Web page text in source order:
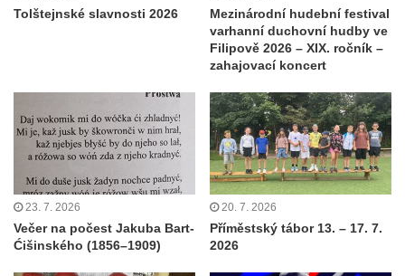
Tolštejnské slavnosti 2026
Mezinárodní hudební festival
varhanní duchovní hudby ve
Filipově 2026 – XIX. ročník –
zahajovací koncert
23. 7. 2026
Večer na počest Jakuba Bart-
Ćišinského (1856–1909)
20. 7. 2026
Příměstský tábor 13. – 17. 7.
2026